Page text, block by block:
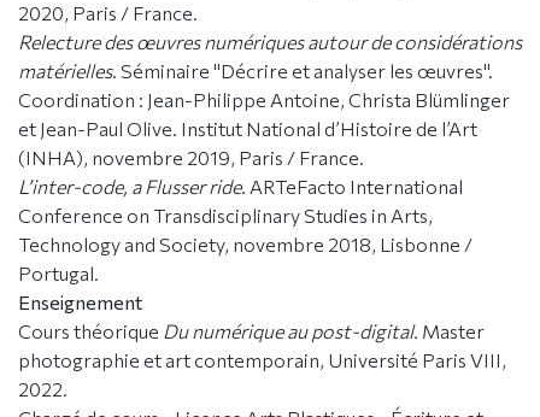
2020, Paris / France.
Relecture des œuvres numériques autour de considérations
matérielles. Séminaire "Décrire et analyser les œuvres".
Coordination : Jean-Philippe Antoine, Christa Blümlinger
et Jean-Paul Olive. Institut National d’Histoire de l’Art
(INHA), novembre 2019, Paris / France.
L’inter-code, a Flusser ride. ARTeFacto International
Conference on Transdisciplinary Studies in Arts,
Technology and Society, novembre 2018, Lisbonne /
Portugal.
Enseignement
Cours théorique Du numérique au post-digital. Master
photographie et art contemporain, Université Paris VIII,
2022.